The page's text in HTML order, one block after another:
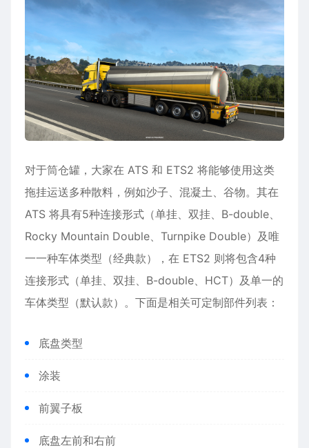
对于筒仓罐，大家在 ATS 和 ETS2 将能够使用这类
拖挂运送多种散料，例如沙子、混凝土、谷物。其在
ATS 将具有5种连接形式（单挂、双挂、B-double、
Rocky Mountain Double、Turnpike Double）及唯
一一种车体类型（经典款），在 ETS2 则将包含4种
连接形式（单挂、双挂、B-double、HCT）及单一的
车体类型（默认款）。下面是相关可定制部件列表：
底盘类型
涂装
前翼子板
底盘左前和右前